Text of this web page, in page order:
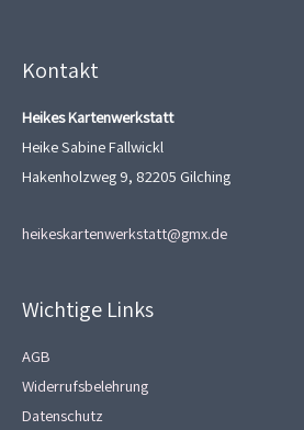
Kontakt
Heikes Kartenwerkstatt
Heike Sabine Fallwickl
Hakenholzweg 9, 82205 Gilching
heikeskartenwerkstatt@gmx.de
Wichtige Links
AGB
Widerrufsbelehrung
Datenschutz